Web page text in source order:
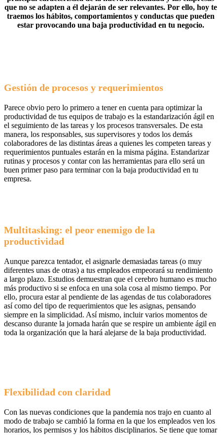
EMPRESA
NECESITA
SABER
que no se adapten a él dejarán de ser relevantes. Por ello, hoy te
traemos los hábitos, comportamientos y conductas que pueden
estar provocando una baja productividad en tu negocio.
Gestión de procesos y requerimientos
Parece obvio pero lo primero a tener en cuenta para optimizar la
productividad de tus equipos de trabajo es la estandarización ágil en
el seguimiento de las tareas y los procesos transversales. De esta
manera, los responsables, sus supervisores y todos los demás
colaboradores de las distintas áreas a quienes les competen tareas y
requerimientos puntuales estarán en la misma página. Estandarizar
rutinas y procesos y contar con las herramientas para ello será un
buen primer paso para terminar con la baja productividad en tu
empresa.
Multitasking: el peor enemigo de la
productividad
Aunque parezca tentador, el asignarle demasiadas tareas (o muy
diferentes unas de otras) a tus empleados empeorará su rendimiento
a largo plazo. Estudios demuestran que el cerebro humano es mucho
más productivo si se enfoca en una sola cosa al mismo tiempo. Por
ello, procura estar al pendiente de las agendas de tus colaboradores
así como del tipo de requerimientos que les asignas, pensando
siempre en la simplicidad. Así mismo, incluir varios momentos de
descanso durante la jornada harán que se respire un ambiente ágil en
toda la organización que la hará alejarse de la baja productividad.
Flexibilidad con claridad
Con las nuevas condiciones que la pandemia nos trajo en cuanto al
modo de trabajo se cambió la forma en la que los empleados ven los
horarios, los permisos y los hábitos disciplinarios. Se tiene que tomar